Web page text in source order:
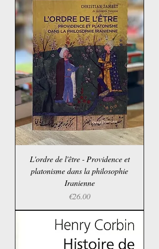
L'ordre de l'être - Providence et
platonisme dans la philosophie
Iranienne
Price
€26.00